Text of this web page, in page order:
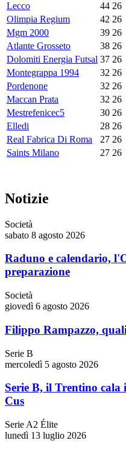
Lecco 44 26
Olimpia Regium
42 26
Mgm 2000
39 26
Atlante Grosseto
38 26
Dolomiti Energia Futsal 37 26
Montegrappa 1994
32 26
Pordenone
32 26
Maccan Prata
32 26
Mestrefenicec5
30 26
Elledi
28 26
Real Fabrica Di Roma
27 26
Saints Milano
27 26
Notizie
Società
sabato 8 agosto 2026
Raduno e calendario,
preparazione
Società
giovedì 6 agosto 2026
Filippo Rampazzo,
Serie B
mercoledì 5 agosto 2026
Serie B, il Trentino
Cus
Serie A2 Élite
lunedì 13 luglio 2026